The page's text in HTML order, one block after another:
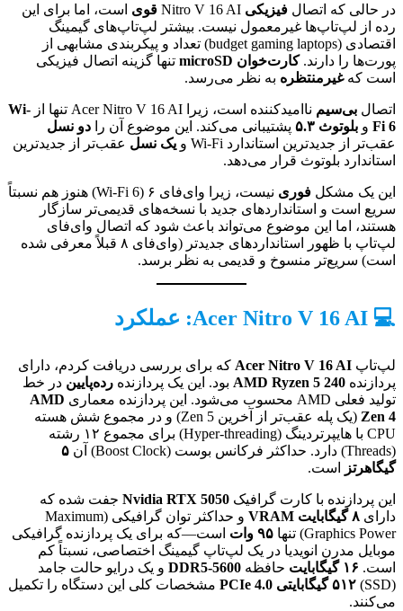
در حالی که اتصال فیزیکی قوی است، اما برای این
رده از لپ‌تاپ‌ها غیرمعمول نیست. بیشتر لپ‌تاپ‌های گیمینگ
اقتصادی (budget gaming laptops) تعداد و پیکربندی مشابهی از
پورت‌ها را دارند.کارت‌خوان microSD
تنها گزینه اتصال فیزیکی
است کهغیرمنتظره به نظر می‌رسد.
اتصال بی‌سیم ناامیدکننده است، زیرا Acer Nitro V 16 AI تنها از
Wi-
Fi 6 و بلوتوث ۵.۳ پشتیبانی می‌کند. این موضوع آن را دو نسل
عقب‌تر از جدیدترین استاندارد Wi-Fi و
یک نسل عقب‌تر از جدیدترین
استاندارد بلوتوث قرار می‌دهد.
این یک مشکل فوری
نیست، زیرا وای‌فای ۶ (Wi-Fi 6) هنوز هم نسبتاً
سریع است و استانداردهای جدید با نسخه‌های قدیمی‌تر سازگار
هستند، اما این موضوع می‌تواند باعث شود که اتصال وای‌فای
لپ‌تاپ با ظهور استانداردهای جدیدتر (وای‌فای ۸ قبلاً معرفی شده
است) سریع‌تر منسوخ و قدیمی به نظر برسد.
💻 Acer Nitro V 16 AI: عملکرد
لپ‌تاپ Acer Nitro V 16 AI که برای بررسی دریافت کردم، دارای
پردازنده AMD Ryzen 5 240 بود. این یک پردازنده رده‌پایین در خط
تولید فعلی AMD محسوب می‌شود. این پردازنده معماری
AMD
Zen 4
(یک پله عقب‌تر از آخرین Zen 5) و در مجموع شش هسته
CPU با هایپرتردینگ (Hyper-threading) برای مجموع ۱۲ رشته
(Threads) دارد. حداکثر فرکانس بوست (Boost Clock) آن
۵
گیگاهرتز
است.
این پردازنده با کارت گرافیک Nvidia RTX 5050 جفت شده که
دارای ۸ گیگابایت VRAM
و حداکثر توان گرافیکی (Maximum
Graphics Power) تنها
۹۵ وات
است—که برای یک پردازنده گرافیکی
موبایل مدرن انویدیا در یک لپ‌تاپ گیمینگ اختصاصی، نسبتاً کم
است. ۱۶ گیگابایت حافظه DDR5-5600 و یک درایو حالت جامد
(SSD)
۵۱۲ گیگابایتی PCIe 4.0
مشخصات کلی این دستگاه را تکمیل
می‌کنند.